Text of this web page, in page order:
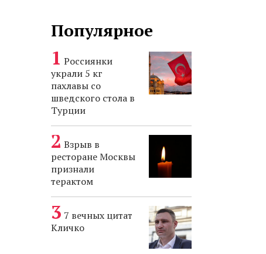
Популярное
Россиянки
украли 5 кг
пахлавы со
шведского стола в
Турции
Взрыв в
ресторане Москвы
признали
терактом
7 вечных цитат
Кличко